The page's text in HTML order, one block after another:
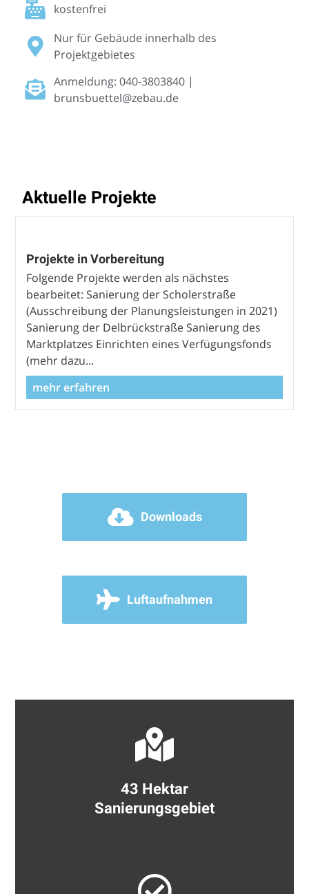
kostenfrei
Nur für Gebäude innerhalb des
Projektgebietes
Anmeldung: 040-3803840 |
brunsbuettel@zebau.de
Aktuelle Projekte
Projekte in Vorbereitung
Folgende Projekte werden als nächstes
bearbeitet: Sanierung der Scholerstraße
(Ausschreibung der Planungsleistungen in 2021)
Sanierung der Delbrückstraße Sanierung des
Marktplatzes Einrichten eines Verfügungsfonds
(mehr dazu...
mehr erfahren
Downloads
Luftaufnahmen
43 Hektar
Sanierungsgebiet